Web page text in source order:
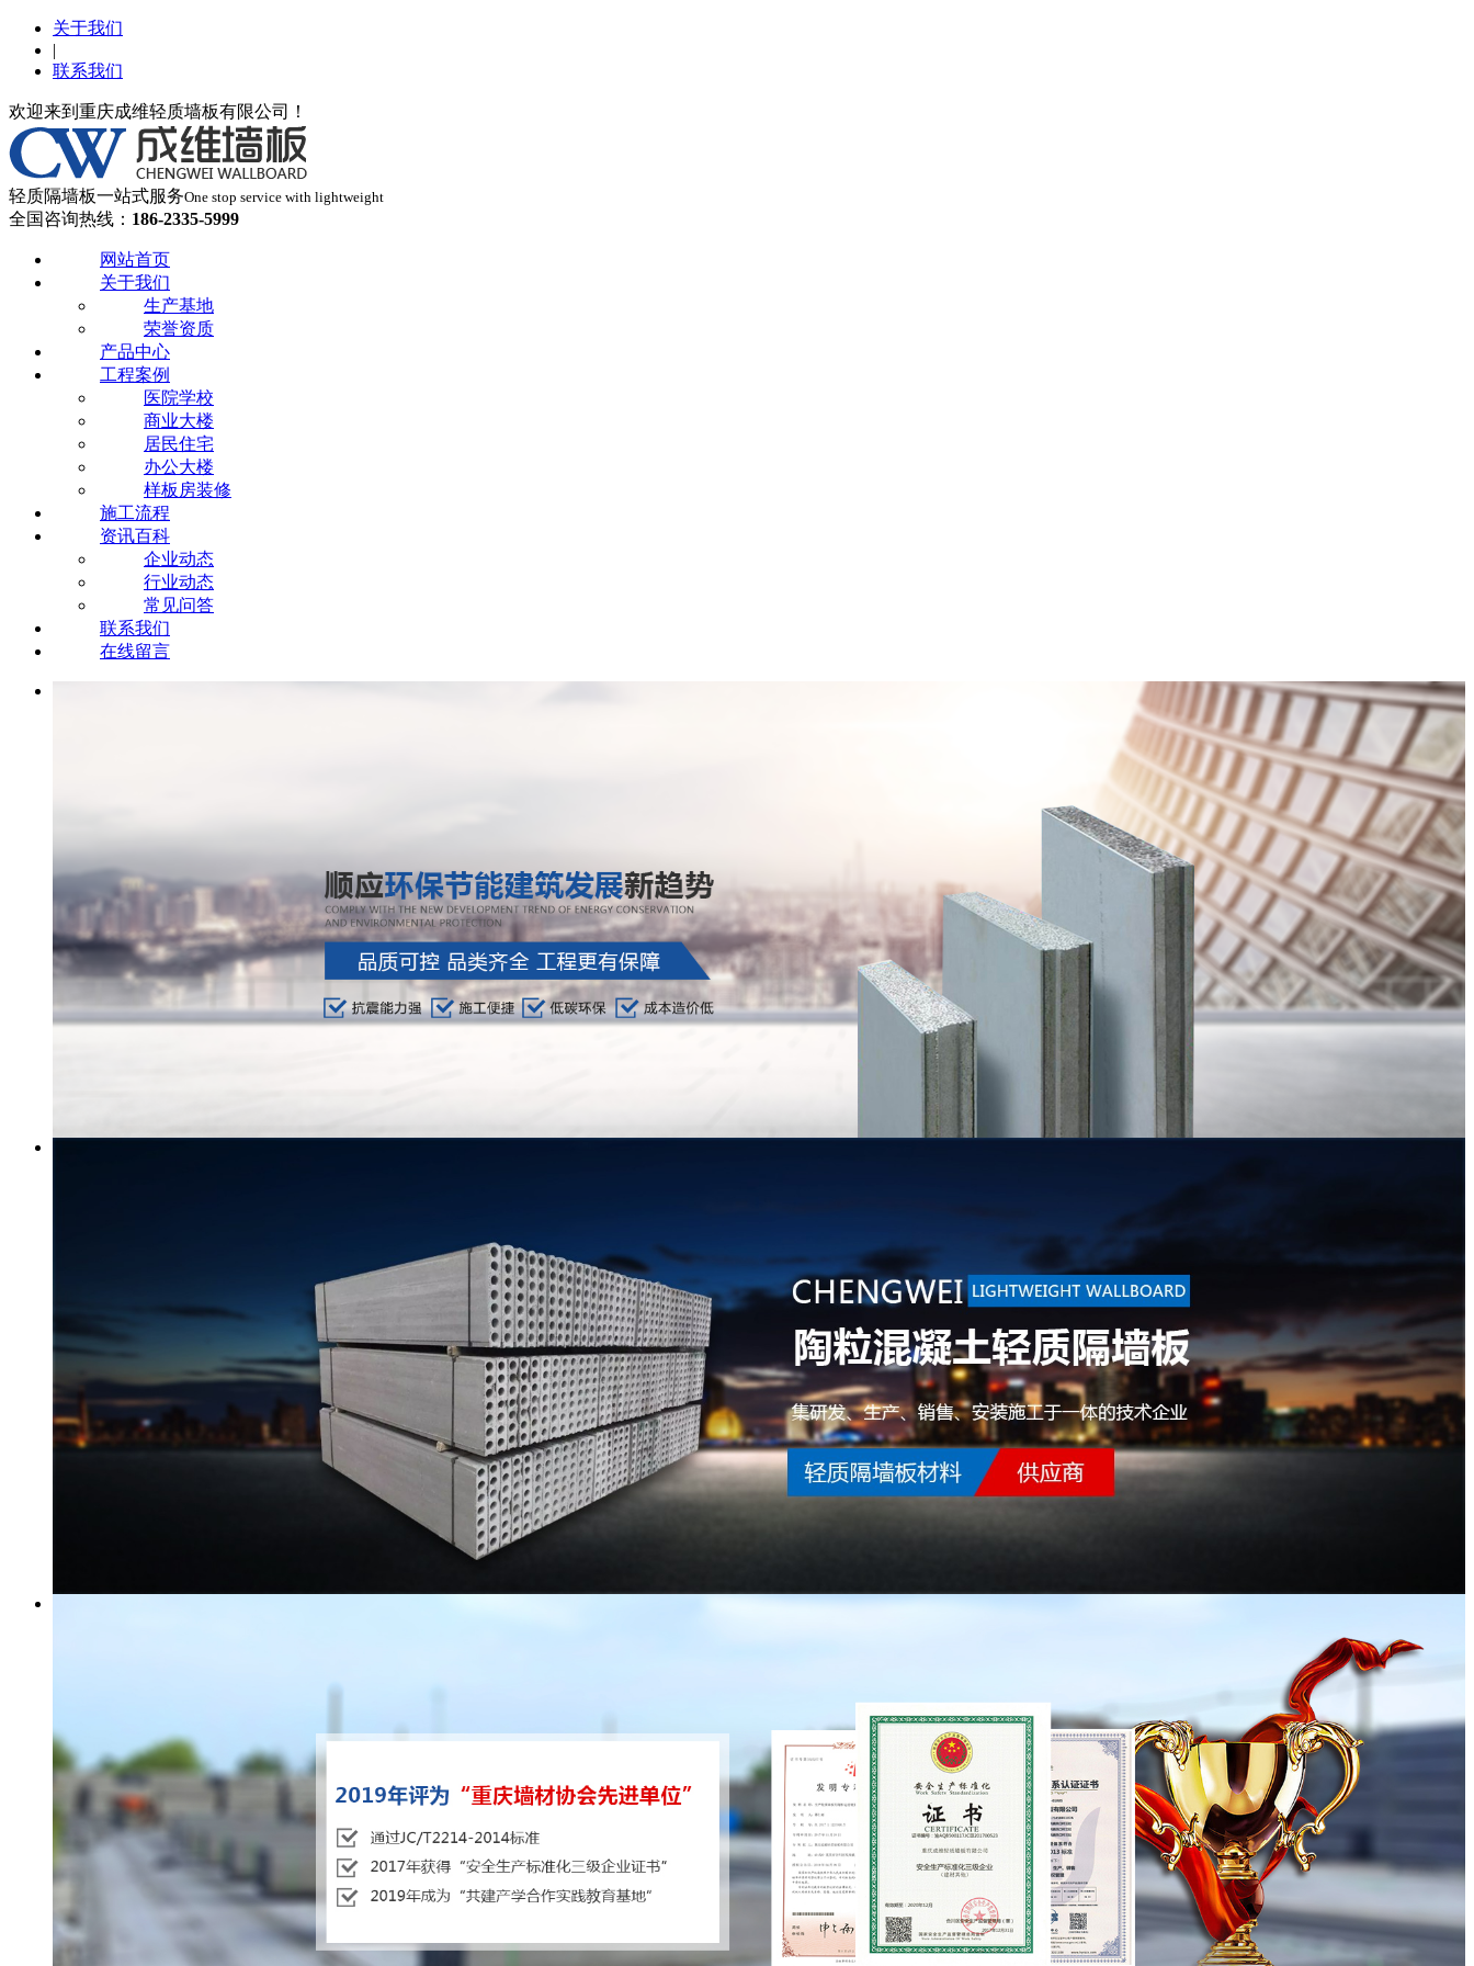
关于我们
|
联系我们
欢迎来到重庆成维轻质墙板有限公司！
轻质隔墙板一站式服务One stop service with lightweight
全国咨询热线： 186-2335-5999
网站首页
关于我们
生产基地
荣誉资质
产品中心
工程案例
医院学校
商业大楼
居民住宅
办公大楼
样板房装修
施工流程
资讯百科
企业动态
行业动态
常见问答
联系我们
在线留言